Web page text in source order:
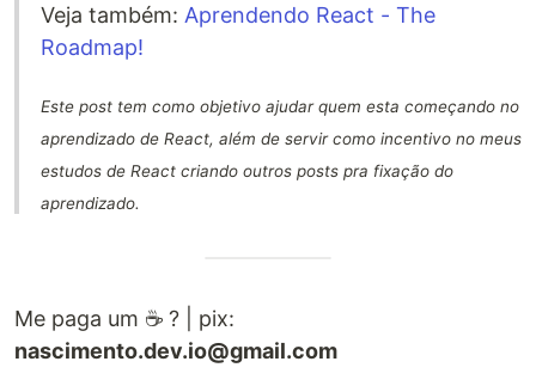
Veja também: Aprendendo React - The
Roadmap!
Este post tem como objetivo ajudar quem esta começando no
aprendizado de React, além de servir como incentivo no meus
estudos de React criando outros posts pra fixação do
aprendizado.
Me paga um ☕ ? | pix:
nascimento.dev.io@gmail.com